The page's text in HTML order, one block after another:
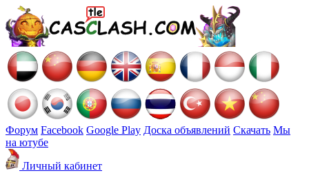
Форум Facebook Google Play Доска объявлений Скачать Мы
на ютубе
Личный кабинет